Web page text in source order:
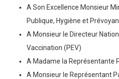
A Son Excellence Monsieur
Publique, Hygiène et
A Monsieur le Directeur
Vaccination (PEV)
A Madame la Représentante
A Monsieur le Représentant